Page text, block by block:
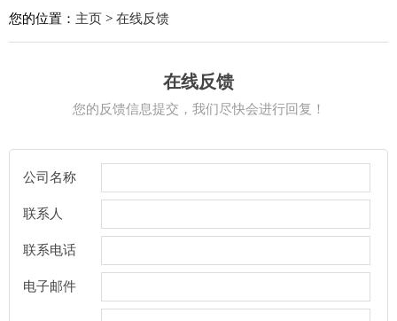
您的位置： 主页 > 在线反馈
在线反馈
您的反馈信息提交，我们尽快会进行回复！
公司名称
联系人
联系电话
电子邮件